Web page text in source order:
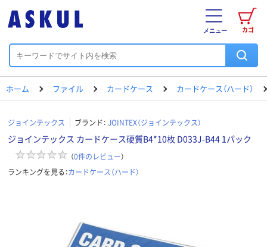
カゴ
メニュー
ホーム ファイル カードケース カードケース（ハード）
ジョインテックス ブランド： JOINTEX（ジョインテックス）
ジョインテックス カードケース硬質B4*10枚 D033J-B44 1パック
（0件のレビュー）
ランキングを見る：カードケース（ハード）